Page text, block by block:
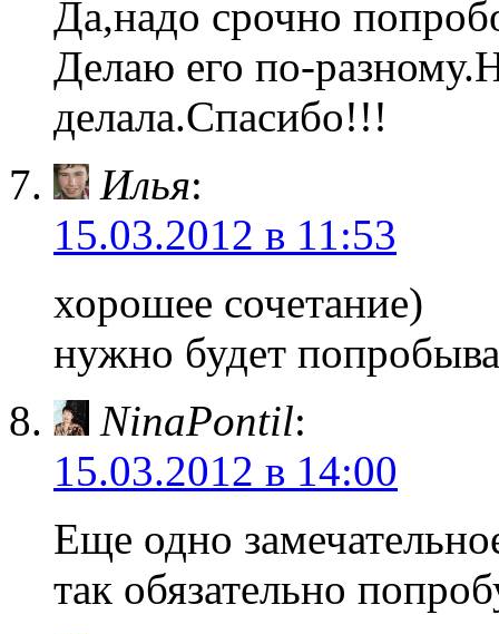
Да,надо срочно
Делаю его по-
делала.Спасибо!!!
Илья:
15.03.2012 в 11:53
хорошее сочетание)
нужно будет
NinaPontil:
15.03.2012 в 14:00
Еще одно
так обязательно